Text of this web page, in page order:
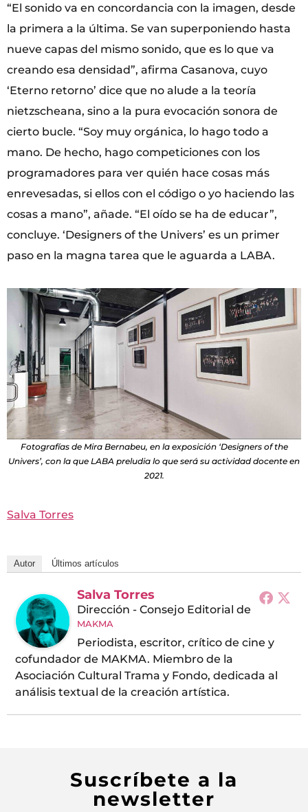
“El sonido va en concordancia con la imagen, desde
la primera a la última. Se van superponiendo hasta
nueve capas del mismo sonido, que es lo que va
creando esa densidad”, afirma Casanova, cuyo
‘Eterno retorno’ dice que no alude a la teoría
nietzscheana, sino a la pura evocación sonora de
cierto bucle. “Soy muy orgánica, lo hago todo a
mano. De hecho, hago competiciones con los
programadores para ver quién hace cosas más
enrevesadas, si ellos con el código o yo haciendo las
cosas a mano”, añade. “El oído se ha de educar”,
concluye. ‘Designers of the Univers’ es un primer
paso en la magna tarea que le aguarda a LABA.
Fotografías de Mira Bernabeu, en la exposición ‘Designers of the
Univers’, con la que LABA preludia lo que será su actividad docente en
2021.
Salva Torres
Autor Últimos artículos
Salva Torres
Dirección - Consejo Editorial de
MAKMA
Periodista, escritor, crítico de cine y
cofundador de MAKMA. Miembro de la
Asociación Cultural Trama y Fondo, dedicada al
análisis textual de la creación artística.
Suscríbete a la
newsletter